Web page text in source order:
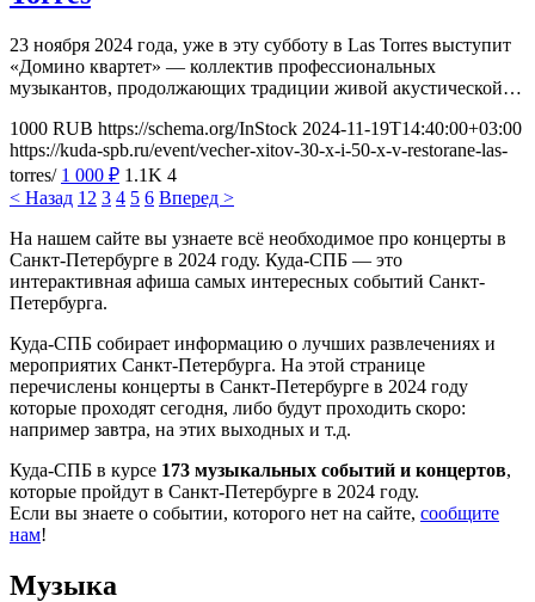
23 ноября 2024 года, уже в эту субботу в Las Torres выступит
«Домино квартет» — коллектив профессиональных
музыкантов, продолжающих традиции живой акустической…
1000 RUB https://schema.org/InStock 2024-11-19T14:40:00+03:00
https://kuda-spb.ru/event/vecher-xitov-30-x-i-50-x-v-restorane-las-
torres/ 1 000 ₽ 1.1K 4
< Назад 1 2 3 4 5 6 Вперед >
На нашем сайте вы узнаете всё необходимое про концерты в
Санкт-Петербурге в 2024 году. Куда-СПБ — это
интерактивная афиша самых интересных событий Санкт-
Петербурга.
Куда-СПБ собирает информацию о лучших развлечениях и
мероприятих Санкт-Петербурга. На этой странице
перечислены концерты в Санкт-Петербурге в 2024 году
которые проходят сегодня, либо будут проходить скоро:
например завтра, на этих выходных и т.д.
Куда-СПБ в курсе 173 музыкальных событий и концертов,
которые пройдут в Санкт-Петербурге в 2024 году.
Если вы знаете о событии, которого нет на сайте, сообщите
нам!
Музыка